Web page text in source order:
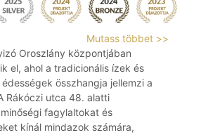
Mutass többet >>
Oroszlány központjában
el, ahol a tradicionális ízek és
összhangja jellemzi a
Rákóczi utca 48. alatti
fagylaltokat és
kínál mindazok számára,